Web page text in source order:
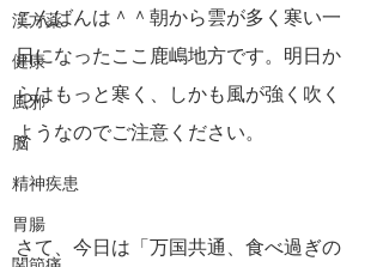
漢方薬
健康
風邪
脳
精神疾患
胃腸
こんばんは＾＾朝から雲が多く寒い一
日になったここ鹿嶋地方です。明日か
らはもっと寒く、しかも風が強く吹く
ようなのでご注意ください。
さて、今日は「万国共通、食べ過ぎの